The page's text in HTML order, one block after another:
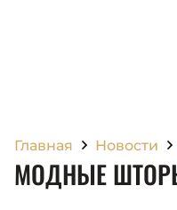
Главная Новости
МОДНЫЕ